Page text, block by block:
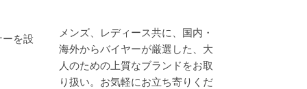
を設
メンズ、レディース共に、国内・
海外からバイヤーが厳選した、大
人のための上質なブランドをお取
り扱い。お気軽にお立ち寄りくだ